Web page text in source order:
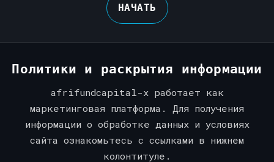
НАЧАТЬ
Политики и раскрытия информации
afrifundcapital-x работает как
маркетинговая платформа. Для получения
информации о обработке данных и условиях
сайта ознакомьтесь с ссылками в нижнем
колонтитуле.